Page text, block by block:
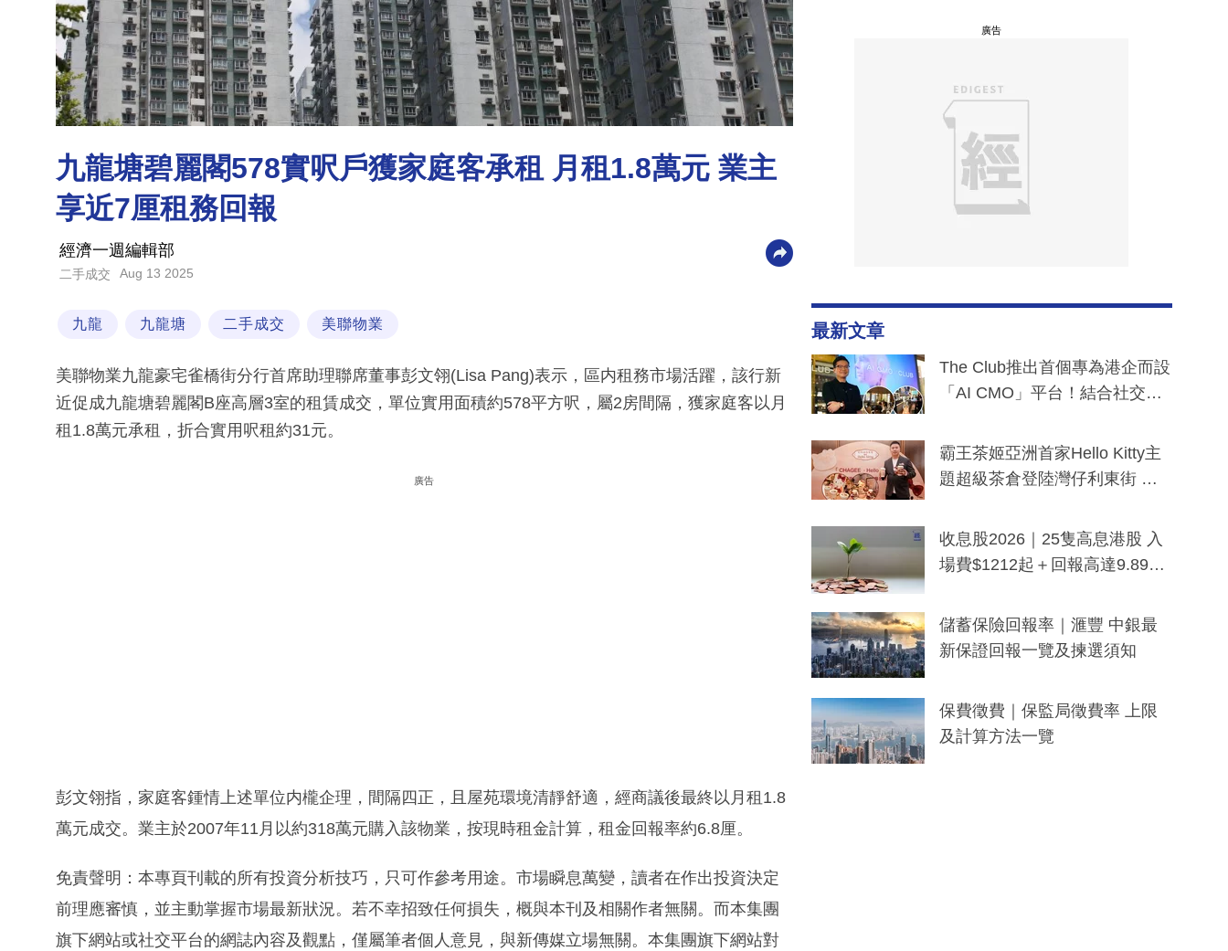
九龍塘碧麗閣578實呎戶獲家庭客承租 月租1.8萬元 業主
享近7厘租務回報
經濟一週編輯部
二手成交 Aug 13 2025
九龍 九龍塘 二手成交 美聯物業
美聯物業九龍豪宅雀橋街分行首席助理聯席董事彭文翎(Lisa Pang)表示，區内租務市場活躍，該行新
近促成九龍塘碧麗閣B座高層3室的租賃成交，單位實用面積約578平方呎，屬2房間隔，獲家庭客以月
租1.8萬元承租，折合實用呎租約31元。
廣告
彭文翎指，家庭客鍾情上述單位内櫳企理，間隔四正，且屋苑環境清靜舒適，經商議後最終以月租1.8
萬元成交。業主於2007年11月以約318萬元購入該物業，按現時租金計算，租金回報率約6.8厘。
免責聲明：本專頁刊載的所有投資分析技巧，只可作參考用途。市場瞬息萬變，讀者在作出投資決定
前理應審慎，並主動掌握市場最新狀況。若不幸招致任何損失，概與本刊及相關作者無關。而本集團
旗下網站或社交平台的網誌內容及觀點，僅屬筆者個人意見，與新傳媒立場無關。本集團旗下網站對
廣告
最新文章
The Club推出首個專為港企而設
「AI CMO」平台！結合社交聆
分鐘生成「貼地」宣傳短片
霸王茶姬亞洲首家Hello Kitty主
題超級茶倉登陸灣仔利東街 推
y及香港限定特調系列
收息股2026｜25隻高息港股 入
場費$1212起＋回報高達9.89
儲蓄保險回報率｜滙豐 中銀最
新保證回報一覽及揀選須知
保費徵費｜保監局徵費率 上限
及計算方法一覽